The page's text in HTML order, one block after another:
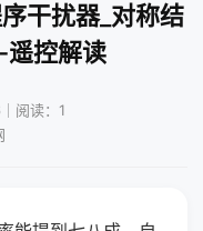
干扰器_对称结
遥控解读
阅读：1